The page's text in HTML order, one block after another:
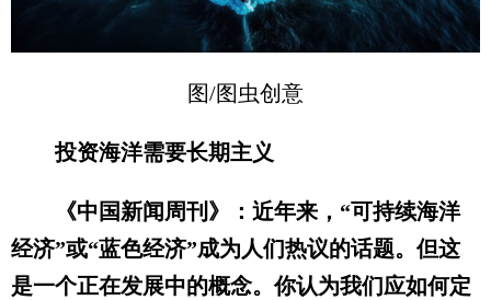
图/图虫创意
投资海洋需要长期主义
《中国新闻周刊》：近年来，“可持续海洋
经济”或“蓝色经济”成为人们热议的话题。但这
是一个正在发展中的概念。你认为我们应如何定